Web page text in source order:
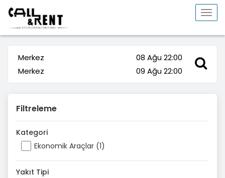
Merkez
08 Ağu 22:00
Merkez
09 Ağu 22:00
Filtreleme
Kategori
Ekonomik Araçlar (1)
Yakıt Tipi